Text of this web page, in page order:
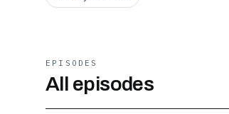
EPISODES
All episodes